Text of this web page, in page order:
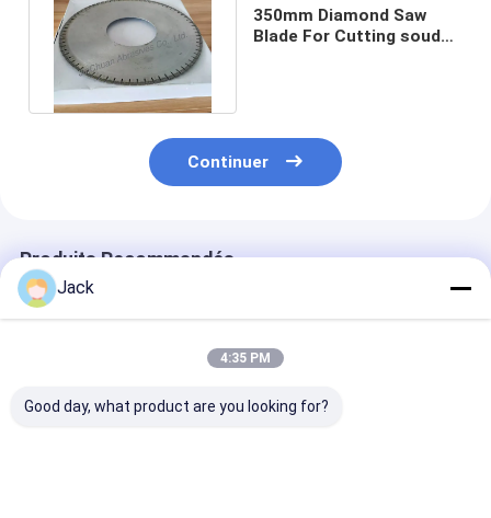
350mm Diamond Saw
Blade For Cutting soudé
Continuer
Produits Recommandés
Jack
4:35 PM
Good day, what product are you looking for?